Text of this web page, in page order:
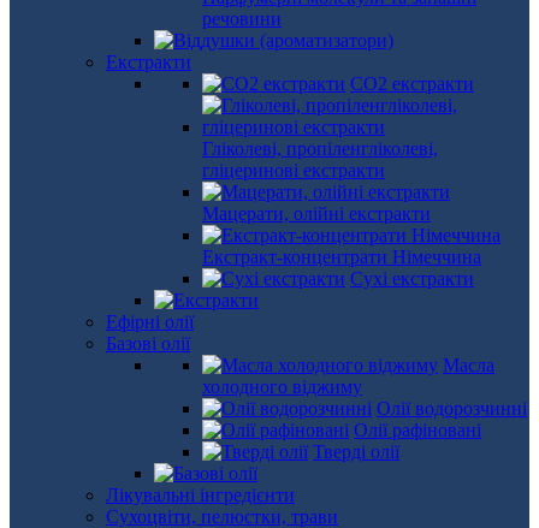
речовини
Екстракти
СО2 екстракти
Гліколеві, пропіленгліколеві,
гліцеринові екстракти
Мацерати, олійні екстракти
Екстракт-концентрати Німеччина
Сухі екстракти
Ефірні олії
Базові олії
Масла
холодного віджиму
Олії водорозчинні
Олії рафіновані
Тверді олії
Лікувальні інгредієнти
Сухоцвіти, пелюстки, трави